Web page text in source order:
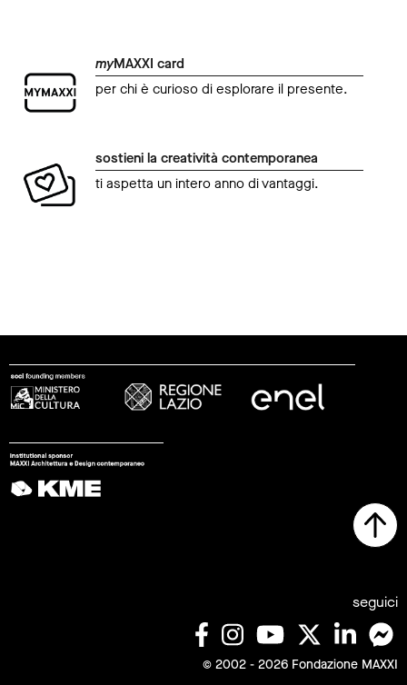
myMAXXI card
per chi è curioso di esplorare il presente.
sostieni la creatività contemporanea
ti aspetta un intero anno di vantaggi.
seguici
© 2002 - 2026 Fondazione MAXXI